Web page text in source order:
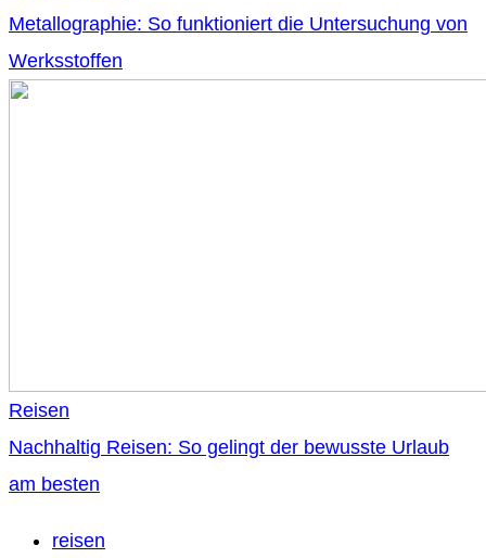
Metallographie: So funktioniert die Untersuchung von
Werksstoffen
Reisen
Nachhaltig Reisen: So gelingt der bewusste Urlaub
am besten
reisen